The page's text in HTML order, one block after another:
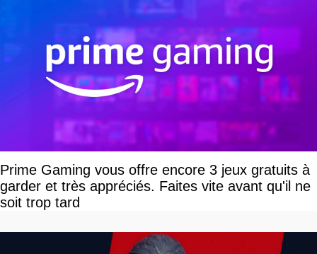
Prime Gaming vous offre encore 3 jeux gratuits à
garder et très appréciés. Faites vite avant qu'il ne
soit trop tard